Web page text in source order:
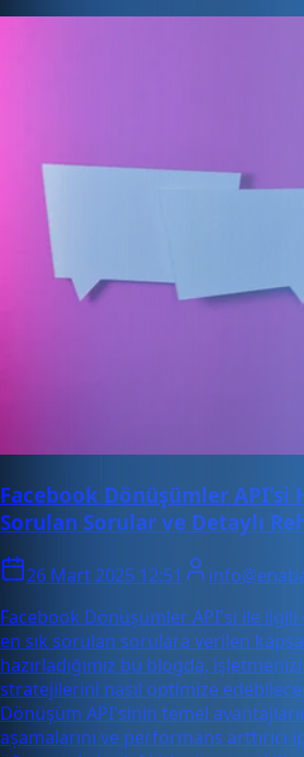
Facebook Dönüşümler API'si
Sorulan Sorular ve Detaylı
26 Mart 2025 12:51
Facebook Dönüşümler API'si ile ilgili
en sık sorulan sorulara verilen
hazırladığımız bu blogda,
stratejilerini nasıl optimize
Dönüşüm API'sinin temel
aşamalarını ve performans arttırıcı